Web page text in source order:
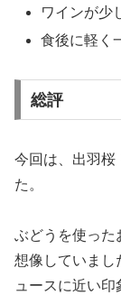
ワインが少
食後に軽く
総評
今回は、出羽桜
た。
ぶどうを使った
想像していまし
ュースに近い印